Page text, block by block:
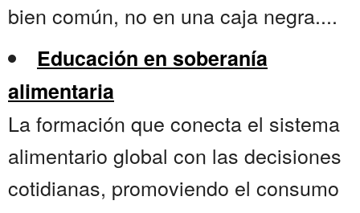
bien común, no en una caja negra....
Educación en soberanía
alimentaria
La formación que conecta el sistema
alimentario global con las decisiones
cotidianas, promoviendo el consumo